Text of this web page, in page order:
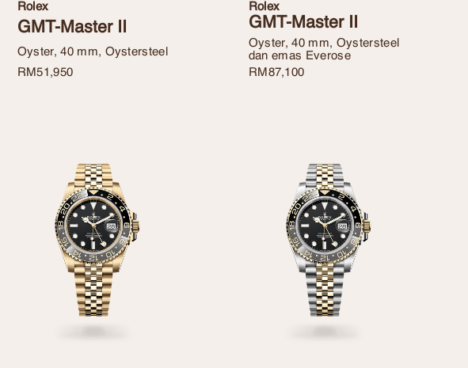
Rolex
GMT-Master II
Oyster, 40 mm, Oystersteel
RM51,950
Rolex
GMT-Master II
Oyster, 40 mm, Oystersteel
dan emas Everose
RM 87,100